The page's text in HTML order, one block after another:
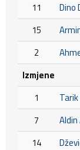
11
Dino
15
2
Izmjene
1
7
Aldin
14